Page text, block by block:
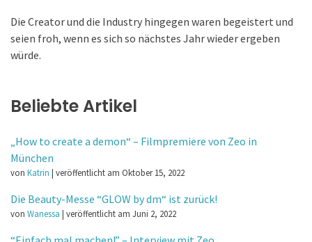
Die Creator und die Industry hingegen waren begeistert und
seien froh, wenn es sich so nächstes Jahr wieder ergeben
würde.
Beliebte Artikel
„How to create a demon“ – Filmpremiere von Zeo in
München
von Katrin | veröffentlicht am Oktober 15, 2022
Die Beauty-Messe “GLOW by dm“ ist zurück!
von Wanessa | veröffentlicht am Juni 2, 2022